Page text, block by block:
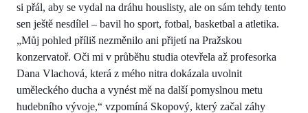
si přál, aby se vydal na dráhu houslisty, ale on sám tehdy tento
sen ještě nesdílel – bavil ho sport, fotbal, basketbal a atletika.
„Můj pohled příliš nezměnilo ani přijetí na Pražskou
konzervatoř. Oči mi v průběhu studia otevřela až profesorka
Dana Vlachová, která z mého nitra dokázala uvolnit
uměleckého ducha a vynést mě na další pomyslnou metu
hudebního vývoje,“ vzpomíná Skopový, který začal záhy